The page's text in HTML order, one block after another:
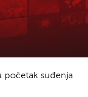
početak suđenja